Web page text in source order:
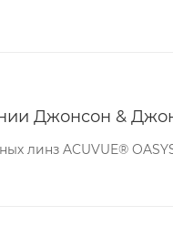
Джонсон &
линз ACUVUE®